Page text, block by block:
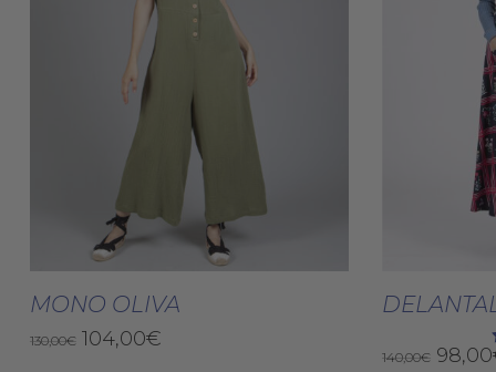
Seleccionar Opciones
producto
tiene
variantes.
MONO OLIVA
130,00€ El
104,00€El
140,00€ El
98,00